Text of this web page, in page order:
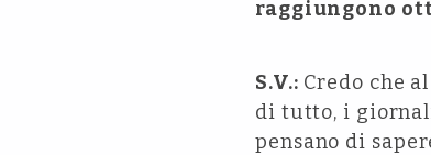
raggiungono
S.V.: Credo che
di tutto, i
pensano di